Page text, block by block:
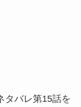
タバレ第15話を